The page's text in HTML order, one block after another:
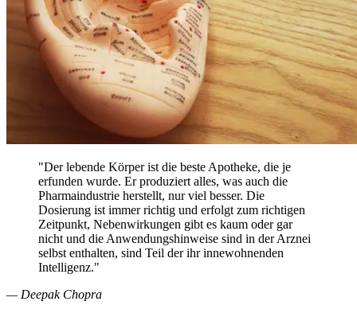
"Der lebende Körper ist die beste Apotheke, die je
erfunden wurde. Er produziert alles, was auch die
Pharmaindustrie herstellt, nur viel besser. Die
Dosierung ist immer richtig und erfolgt zum richtigen
Zeitpunkt, Nebenwirkungen gibt es kaum oder gar
nicht und die Anwendungshinweise sind in der Arznei
selbst enthalten, sind Teil der ihr innewohnenden
Intelligenz."
— Deepak Chopra